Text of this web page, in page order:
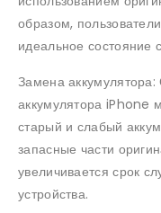
образом,
идеальное состояние
Замена
аккумулятора iPhone
старый и слабый
запасные части
увеличивается срок
устройства.